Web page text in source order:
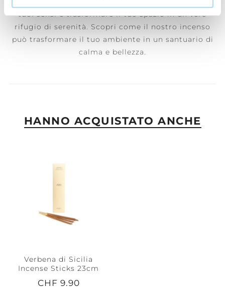
tuoi sensi e trasformare il tuo spazio in un vero
rifugio di serenità. Scopri come il nostro incenso
può trasformare il tuo ambiente in un santuario di
calma e bellezza.
HANNO ACQUISTATO ANCHE
Verbena di Sicilia
Incense Sticks 23cm
CHF 9.90